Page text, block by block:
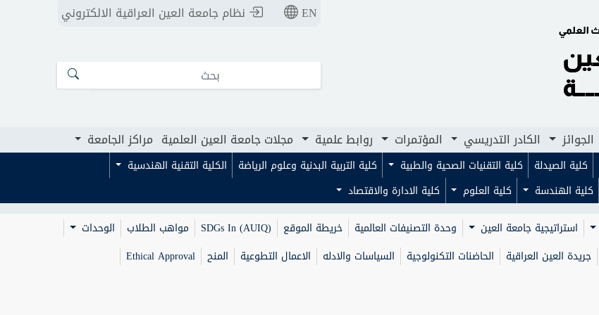
الكادر التدريسي مجلات جامعة العين العلمية مراكز الجامعة
EN نظام جامعة العين العراقية الالكتروني
الجوائز الكادر التدريسي المؤتمرات روابط علمية مجلات جامعة العين العلمية مراكز الجامعة
كلية الصيدلة كلية التقنيات الصحية والطبية كلية التربية البدنية وعلوم الرياضة
الكلية التقنية الهندسية
كلية الهندسة كلية العلوم
كلية الادارة والاقتصاد
استراتيجية جامعة العين وحدة التصنيفات العالمية خريطة الموقع SDGs In (AUIQ) مواهب الطلاب
الوحدات
جريدة العين العراقية الحاضنات التكنولوجية السياسات والادله الاعمال التطوعية المنح
Ethical Approval